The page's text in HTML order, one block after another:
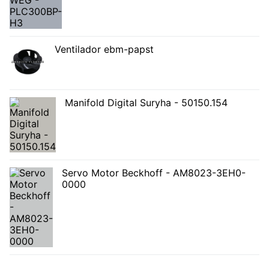
Ventilador ebm-papst
Manifold Digital Suryha - 50150.154
Servo Motor Beckhoff - AM8023-3EH0-
0000